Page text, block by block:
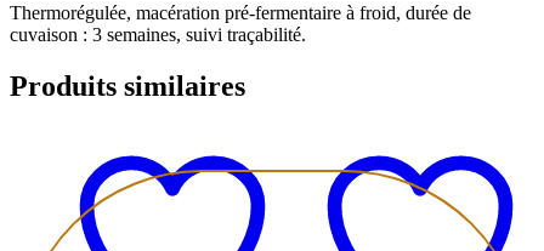
Thermorégulée, macération pré-fermentaire à froid, durée de
cuvaison : 3 semaines, suivi traçabilité.
Produits similaires